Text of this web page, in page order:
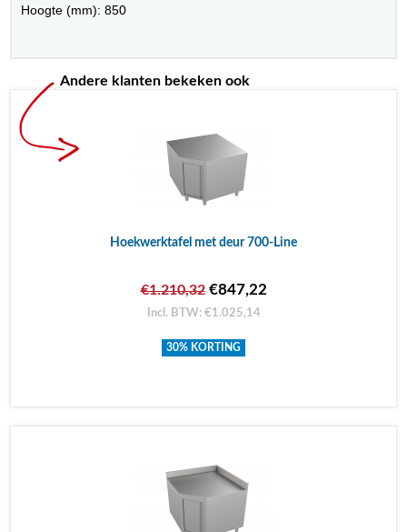
Hoogte (mm): 850
Andere klanten bekeken ook
Hoekwerktafel met deur 700-Line
€1.210,32€847,22
Incl. BTW: €1.025,14
30% KORTING